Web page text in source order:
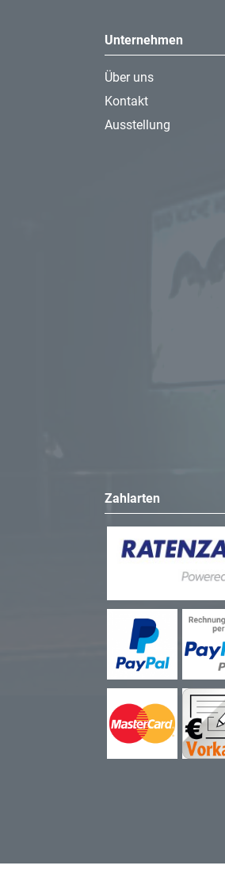
Unternehmen
Über uns
Kontakt
Ausstellung
Zahlarten